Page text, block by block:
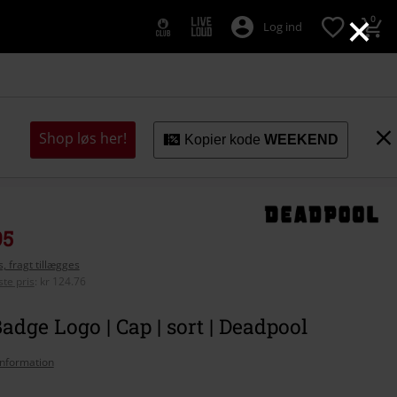
×
Log ind 0
Shop løs her! Kopier kode WEEKEND
fragt tillægges
pris
kr 124.76
Logo | Cap | sort | Deadpool